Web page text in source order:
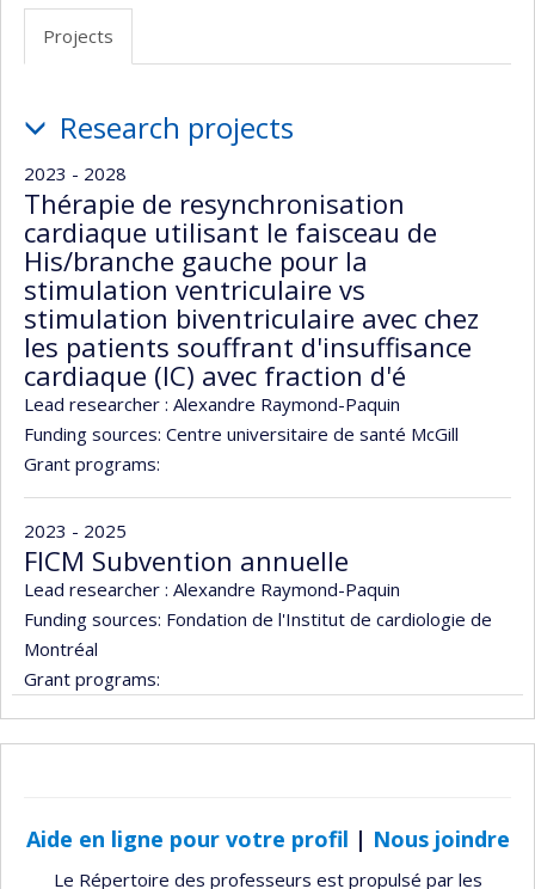
Projects
Research projects
2023 - 2028
Thérapie de resynchronisation
cardiaque utilisant le faisceau de
His/branche gauche pour la
stimulation ventriculaire vs
stimulation biventriculaire avec chez
les patients souffrant d'insuffisance
cardiaque (IC) avec fraction d'é
Lead researcher : Alexandre Raymond-Paquin
Funding sources: Centre universitaire de santé McGill
Grant programs:
2023 - 2025
FICM Subvention annuelle
Lead researcher : Alexandre Raymond-Paquin
Funding sources: Fondation de l'Institut de cardiologie de
Montréal
Grant programs:
Aide en ligne pour votre profil | Nous joindre
Le Répertoire des professeurs est propulsé par les